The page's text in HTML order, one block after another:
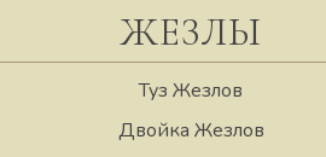
ЖЕЗЛЫ
Туз Жезлов
Двойка Жезлов